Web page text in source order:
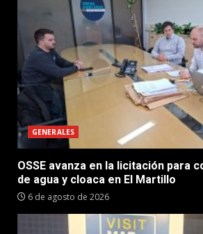
GENERALES
OSSE avanza en la licitación para
de agua y cloaca en El Martillo
6 de agosto de 2026